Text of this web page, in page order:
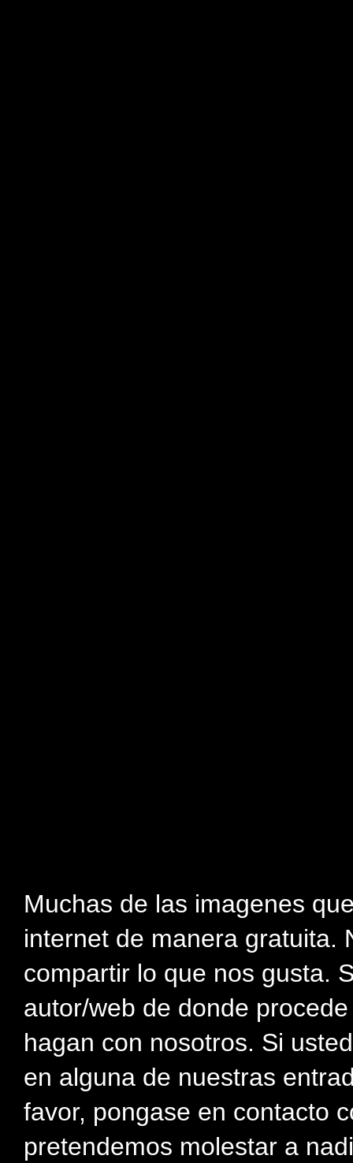
Muchas de las imagenes
internet de manera gratuita.
compartir lo que nos gusta.
autor/web de donde
hagan con nosotros. Si
en alguna de nuestras
favor, pongase en contacto
pretendemos molestar a